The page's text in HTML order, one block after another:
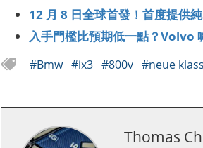
12 月 8 日全球首發！首度提供
入手門檻比預期低一點？Volvo
#Bmw #ix3 #800v #neue
Thomas